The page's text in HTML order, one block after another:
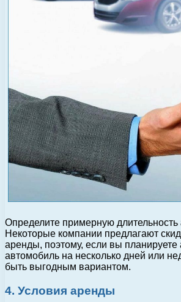
Определите примерную
Некоторые компании предлагают
аренды, поэтому, если вы планируете
автомобиль на несколько дней или
быть выгодным вариантом.
4. Условия аренды